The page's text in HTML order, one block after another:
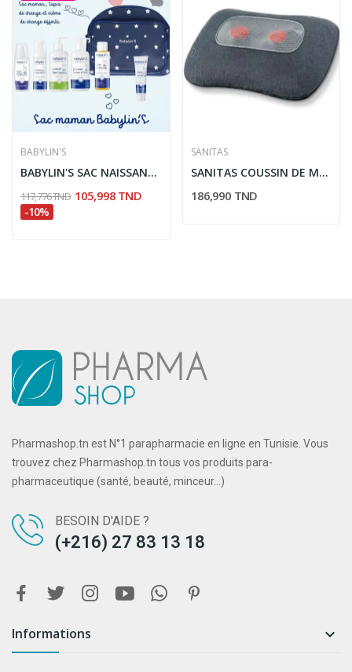
BABYLIN'S
BABYLIN'S SAC NAISSANCE+CREME DE CHANGE 75G...
117,776 TND 105,998 TND
-10%
SANITAS
SANITAS COUSSIN DE MASSAGE SMG141
186,990 TND
Pharmashop.tn est N°1 parapharmacie en ligne en Tunisie. Vous
trouvez chez Pharmashop.tn tous vos produits para-
pharmaceutique (santé, beauté, minceur...)
BESOIN D'AIDE ?
(+216) 27 83 13 18
Informations 